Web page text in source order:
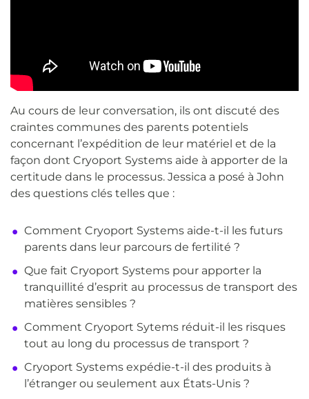
Au cours de leur conversation, ils ont discuté des
craintes communes des parents potentiels
concernant l’expédition de leur matériel et de la
façon dont Cryoport Systems aide à apporter de la
certitude dans le processus. Jessica a posé à John
des questions clés telles que :
Comment Cryoport Systems aide-t-il les futurs
parents dans leur parcours de fertilité ?
Que fait Cryoport Systems pour apporter la
tranquillité d’esprit au processus de transport des
matières sensibles ?
Comment Cryoport Sytems réduit-il les risques
tout au long du processus de transport ?
Cryoport Systems expédie-t-il des produits à
l’étranger ou seulement aux États-Unis ?